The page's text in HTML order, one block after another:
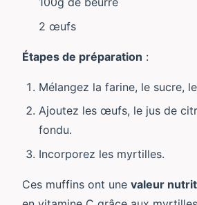
2 œufs
Étapes de préparation :
Mélangez la farine, le sucre,
Ajoutez les œufs, le jus de
fondu.
Incorporez les myrtilles.
Ces muffins ont une valeur